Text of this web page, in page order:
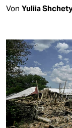
Von Yuliia